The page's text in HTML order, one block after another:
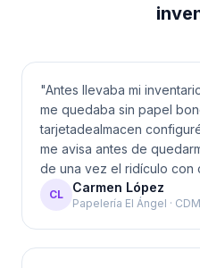
"Antes llevaba mi
me quedaba sin papel
tarjetadealmacen
me avisa antes de
de una vez el ridículo con
CL Carmen López
Papelería El Ángel ·